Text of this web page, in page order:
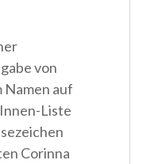
von
Namen auf
Liste
Corinna